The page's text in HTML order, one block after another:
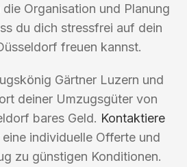
Organisation und Planung
du dich stressfrei auf dein
freuen kannst.
Gärtner Luzern und
deiner Umzugsgüter von
bares Geld. Kontaktiere
individuelle Offerte und
zu günstigen Konditionen.